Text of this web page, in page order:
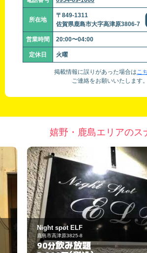
所在地
〒849-1311
佐賀県鹿島市大字高津原3806-7
営業時間 20:00〜04:00
定休日 火曜
掲載情報に誤りがあった場合はこ
ご連絡をお願いいたします。
嬉野・鹿島エリアのス
Thyrus
120分飲み放題